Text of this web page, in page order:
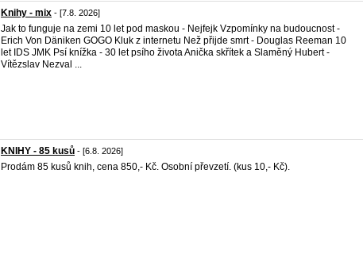
Knihy - mix - [7.8. 2026]
Jak to funguje na zemi 10 let pod maskou - Nejfejk Vzpomínky na budoucnost -
Erich Von Däniken GOGO Kluk z internetu Než přijde smrt - Douglas Reeman 10
let IDS JMK Psí knížka - 30 let psího života Anička skřítek a Slaměný Hubert -
Vítězslav Nezval ...
KNIHY - 85 kusů - [6.8. 2026]
Prodám 85 kusů knih, cena 850,- Kč. Osobní převzetí. (kus 10,- Kč).